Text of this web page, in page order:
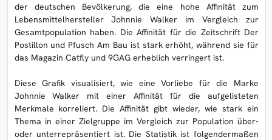
der deutschen Bevölkerung, die eine hohe Affinität zum
Lebensmittelhersteller Johnnie Walker im Vergleich zur
Gesamtpopulation haben. Die Affinität für die Zeitschrift Der
Postillon und Pfusch Am Bau ist stark erhöht, während sie für
das Magazin Catfly und 9GAG erheblich verringert ist.
Diese Grafik visualisiert, wie eine Vorliebe für die Marke
Johnnie Walker mit einer Affinität für die aufgelisteten
Merkmale korreliert. Die Affinität gibt wieder, wie stark ein
Thema in einer Zielgruppe im Vergleich zur Population über-
oder unterrepräsentiert ist. Die Statistik ist folgendermaßen